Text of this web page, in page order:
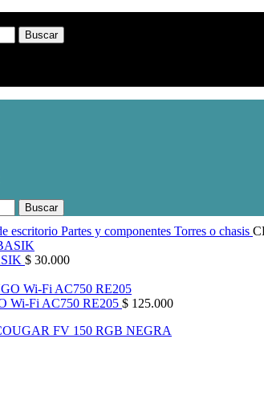
Buscar
Buscar
escritorio Partes y componentes Torres o chasis
$ 30.000
Wi-Fi AC750 RE205 $ 125.000